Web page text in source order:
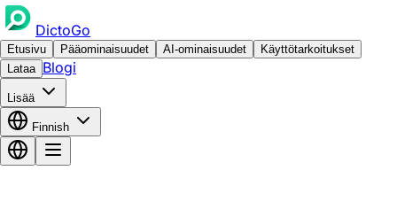
DictoGo
Etusivu Pääominaisuudet AI-ominaisuudet
Käyttötarkoitukset
Lataa Blogi
Lisää
Finnish